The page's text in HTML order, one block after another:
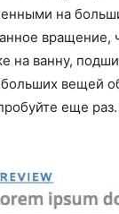
на
вращение,
на ванну,
вещей
еще раз.